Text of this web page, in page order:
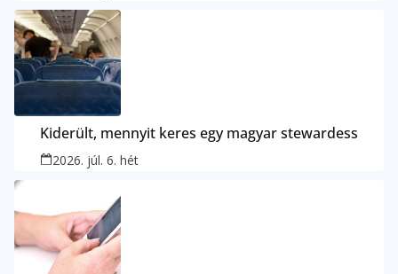
Kiderült, mennyit keres egy magyar stewardess
2026. júl. 6. hét